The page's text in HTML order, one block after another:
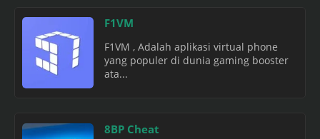
F1VM
F1VM , Adalah aplikasi virtual phone
yang populer di dunia gaming booster
ata...
8BP Cheat